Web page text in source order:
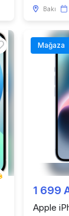
Bakı
Mağaza
1 699
Apple